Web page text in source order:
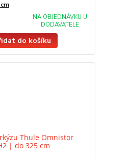
NA OBJEDNÁVKU U
DODAVATELE
do košíku